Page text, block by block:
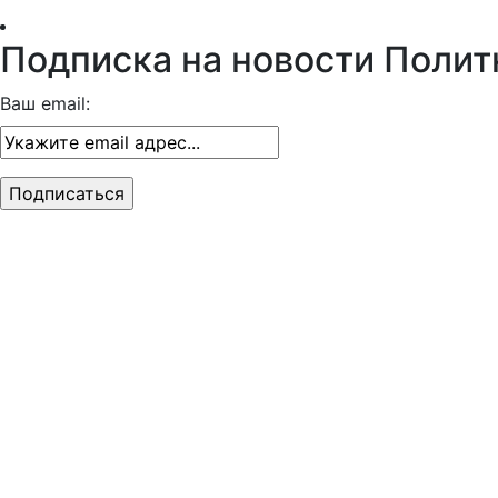
Подписка на новости
Ваш email: